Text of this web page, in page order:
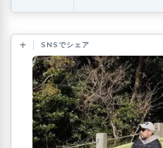
SNSでシェア